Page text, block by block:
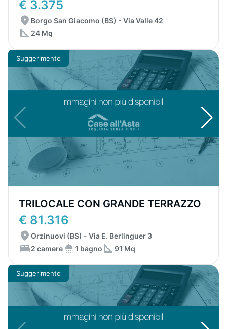
€ 3.375
Borgo San Giacomo (BS) - Via Valle 42
24 Mq
Suggerimento
TRILOCALE CON GRANDE TERRAZZO
€ 81.316
Orzinuovi (BS) - Via E. Berlinguer 3
2 camere
1 bagno 91 Mq
Suggerimento